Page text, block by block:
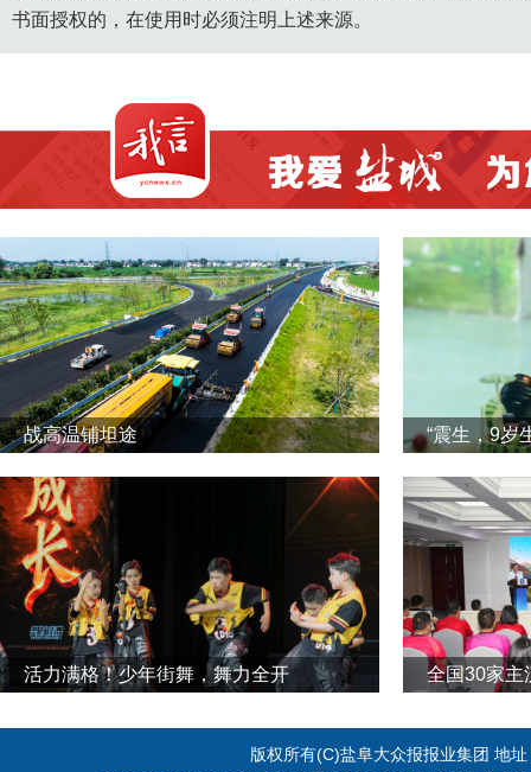
书面授权的，在使用时必须注明上述来源。
战高温铺坦途 “震生，9岁
活力满格！少年街舞，舞力全开 全国30家主
版权所有(C)盐阜大众报报业集团 地